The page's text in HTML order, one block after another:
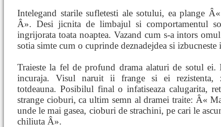
Intelegand starile sufletesti ale sotului, ea plange
Â». Desi jicnita de limbajul si comportamentul
ingrijorata toata noaptea. Vazand cum s-a intors
sotia simte cum o cuprinde deznadejdea si izbucneste
Traieste la fel de profund drama alaturi de sotul ei.
incuraja. Visul naruit ii frange si ei rezistenta,
totdeauna. Posibilul final o infatiseaza calugarita,
strange cioburi, ca ultim semn al dramei traite: Â«
unde le mai gasea, cioburi de strachini, pe cari le
chiliuta Â».